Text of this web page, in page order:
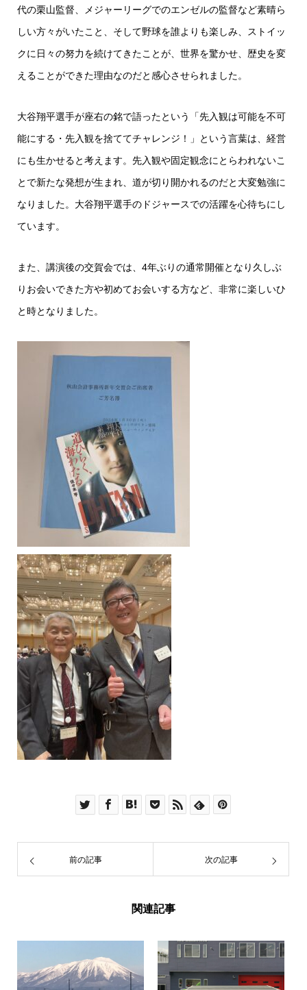
代の栗山監督、メジャーリーグでのエンゼルの監督など素晴ら
しい方々がいたこと、そして野球を誰よりも楽しみ、ストイッ
クに日々の努力を続けてきたことが、世界を驚かせ、歴史を変
えることができた理由なのだと感心させられました。
大谷翔平選手が座右の銘で語ったという「先入観は可能を不可
能にする・先入観を捨ててチャレンジ！」という言葉は、経営
にも生かせると考えます。 先入観や固定観念にとらわれないこ
とで新たな発想が生まれ、道が切り開かれるのだと大変勉強に
なりました。大谷翔平選手のドジャースでの活躍を心待ちにし
ています。
また、講演後の交賀会では、4年ぶりの通常開催となり久しぶ
りお会いできた方や初めてお会いする方など、非常に楽しいひ
と時となりました。
前の記事 次の記事
関連記事